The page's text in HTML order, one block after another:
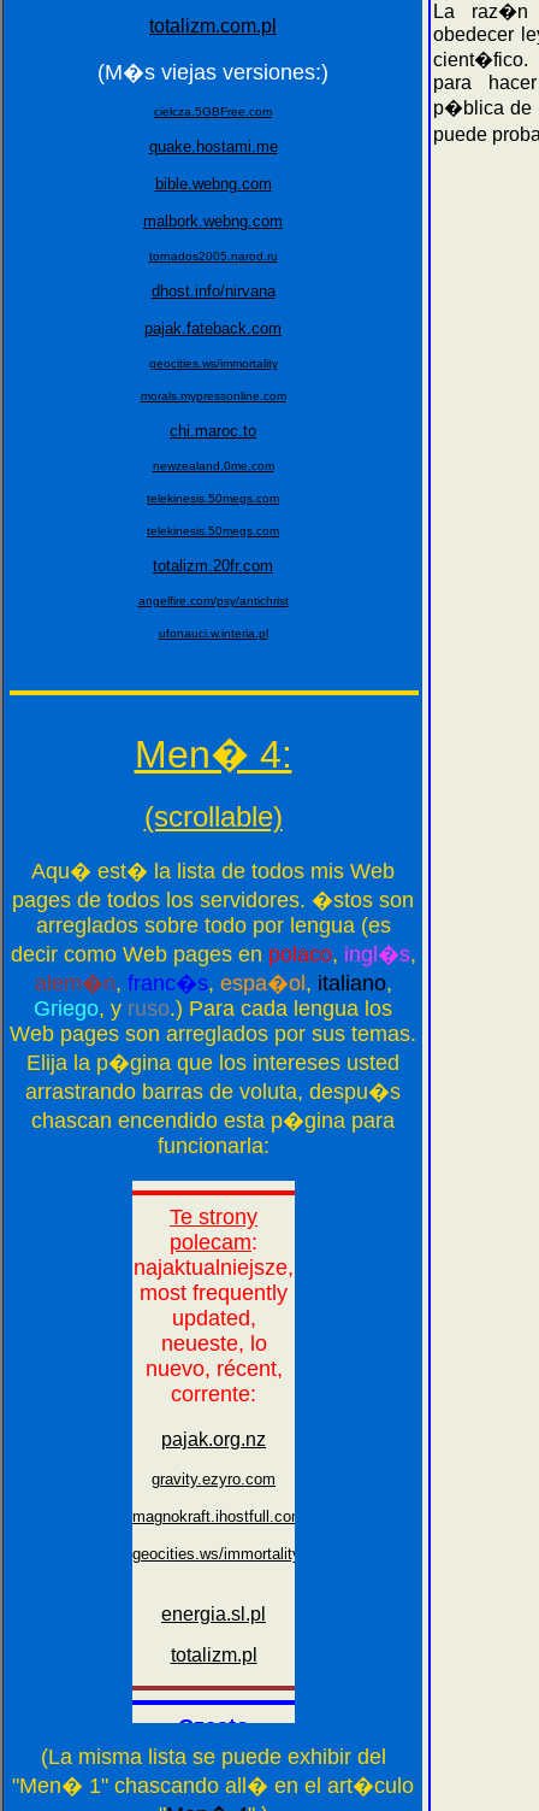
totalizm.com.pl
(M�s viejas versiones:)
cielcza.5GBFree.com
quake.hostami.me
bible.webng.com
malbork.webng.com
tornados2005.narod.ru
dhost.info/nirvana
pajak.fateback.com
geocities.ws/immortality
morals.mypressonline.com
chi.maroc.to
newzealand.0me.com
telekinesis.50megs.com
telekinesis.50megs.com
totalizm.20fr.com
angelfire.com/psy/antichrist
ufonauci.w.interia.pl
Men� 4:
(scrollable)
Aqu� est� la lista de todos mis Web
pages de todos los servidores. �stos son
arreglados sobre todo por lengua (es
decir como Web pages en polaco, ingl�s,
alem�n, franc�s, espa�ol , italiano,
Griego, y ruso.) Para cada lengua los
Web pages son arreglados por sus temas.
Elija la p�gina que los intereses usted
arrastrando barras de voluta, despu�s
chascan encendido esta p�gina para
funcionarla:
(La misma lista se puede exhibir del
"Men� 1" chascando all� en el art�culo
La raz�n
obedecer
cient�fico.
para
p�blica de
puede